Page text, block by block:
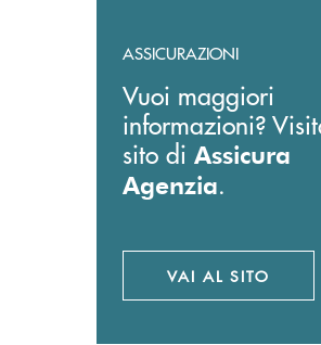
ASSICURAZIONI
Vuoi maggiori
informazioni?
sito di Assicura
Agenzia.
VAI AL SITO
APRE UNA